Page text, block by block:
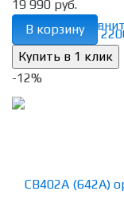
избранное
19 990 руб.
В корзину
-12%